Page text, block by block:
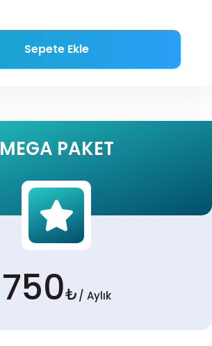
Sepete Ekle
MEGA PAKET
750₺/ Aylık